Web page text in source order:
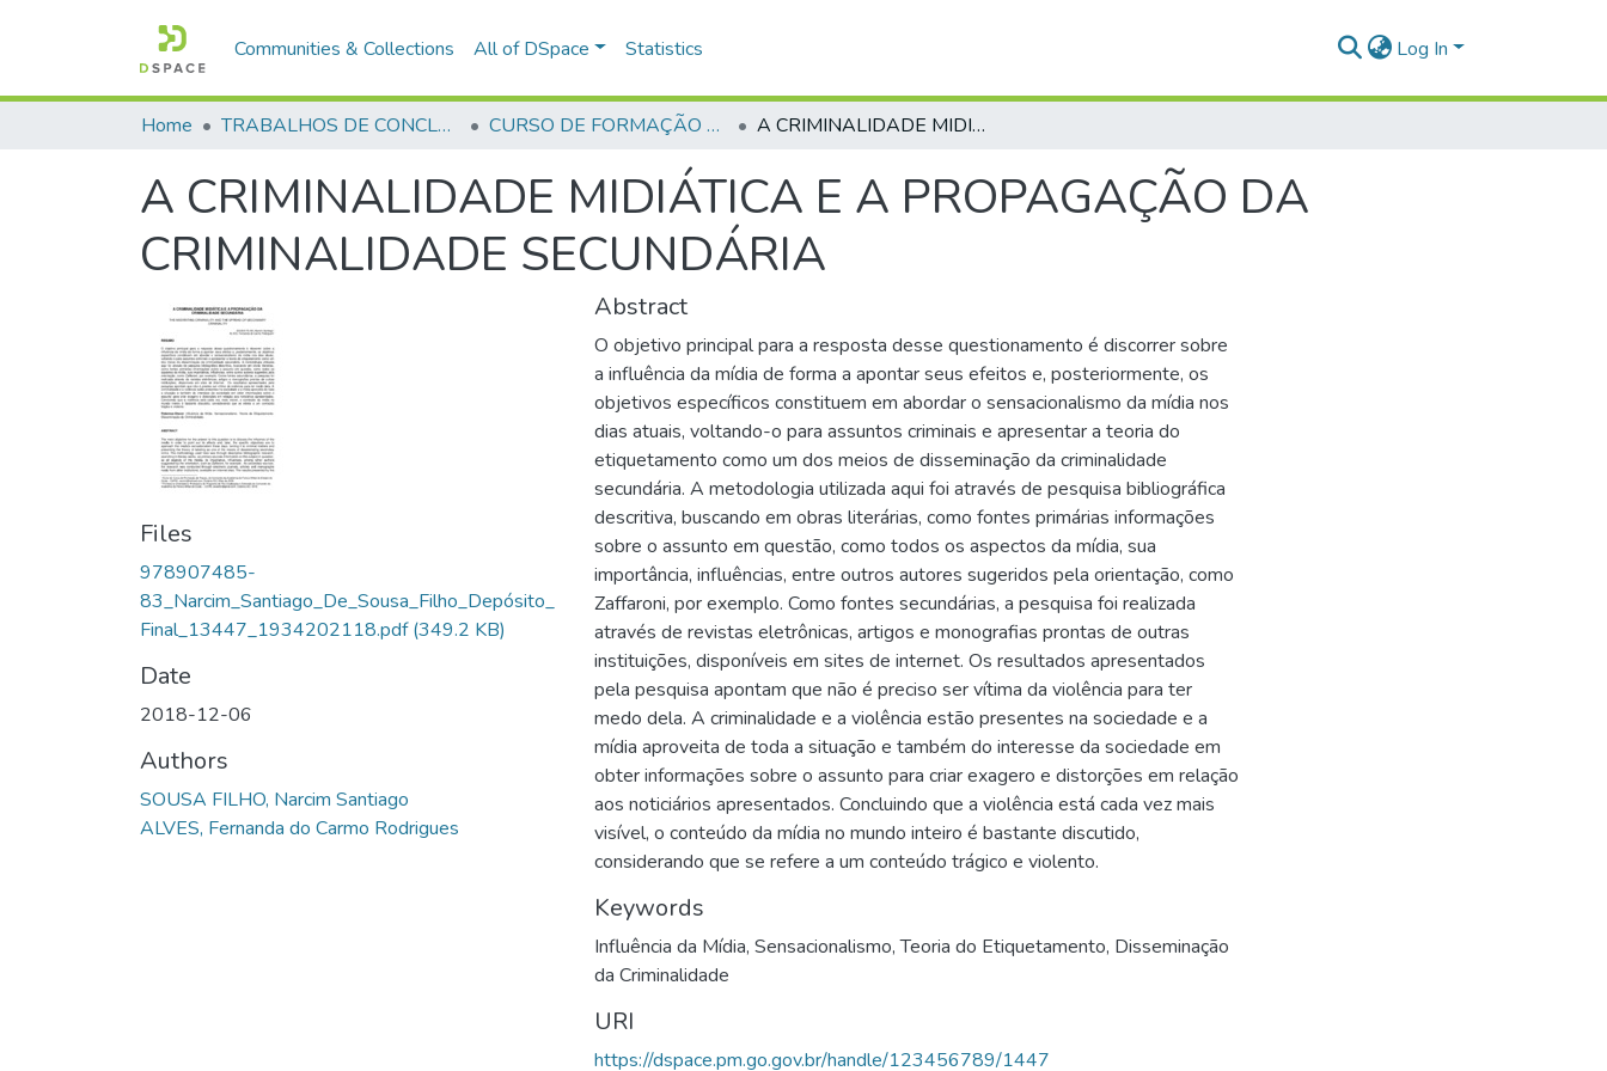
Communities & Collections All of DSpace Statistics Log In
Home TRABALHOS DE CONCLUSÃO DE CURSO - CFP (CURSO DE FORMAÇÃO DE PRAÇAS) CURSO DE FORMAÇÃO DE PRAÇAS - CFP - 2018 A CRIMINALIDADE MIDIÁTICA E A PROPAGAÇÃO DA CRIMINALIDADE SECUNDÁRIA
A CRIMINALIDADE MIDIÁTICA E A PROPAGAÇÃO DA
CRIMINALIDADE SECUNDÁRIA
Files
978907485-
83_Narcim_Santiago_De_Sousa_Filho_Depósito_
Final_13447_1934202118.pdf(349.2 KB)
Date
2018-12-06
Authors
SOUSA FILHO, Narcim Santiago
ALVES, Fernanda do Carmo Rodrigues
Abstract
O objetivo principal para a resposta desse questionamento é discorrer sobre
a influência da mídia de forma a apontar seus efeitos e, posteriormente, os
objetivos específicos constituem em abordar o sensacionalismo da mídia nos
dias atuais, voltando-o para assuntos criminais e apresentar a teoria do
etiquetamento como um dos meios de disseminação da criminalidade
secundária. A metodologia utilizada aqui foi através de pesquisa bibliográfica
descritiva, buscando em obras literárias, como fontes primárias informações
sobre o assunto em questão, como todos os aspectos da mídia, sua
importância, influências, entre outros autores sugeridos pela orientação, como
Zaffaroni, por exemplo. Como fontes secundárias, a pesquisa foi realizada
através de revistas eletrônicas, artigos e monografias prontas de outras
instituições, disponíveis em sites de internet. Os resultados apresentados
pela pesquisa apontam que não é preciso ser vítima da violência para ter
medo dela. A criminalidade e a violência estão presentes na sociedade e a
mídia aproveita de toda a situação e também do interesse da sociedade em
obter informações sobre o assunto para criar exagero e distorções em relação
aos noticiários apresentados. Concluindo que a violência está cada vez mais
visível, o conteúdo da mídia no mundo inteiro é bastante discutido,
considerando que se refere a um conteúdo trágico e violento.
Keywords
Influência da Mídia, Sensacionalismo,Teoria do Etiquetamento, Disseminação
da Criminalidade
URI
https://dspace.pm.go.gov.br/handle/123456789/1447